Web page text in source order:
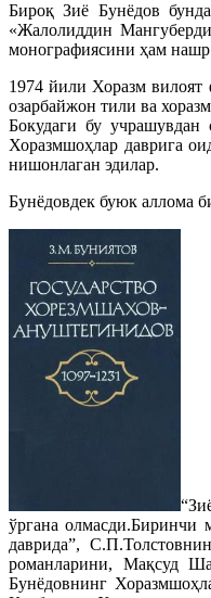
Бироқ Зиё Бунёдов
«Жалолиддин
монографиясини ҳам нашр
1974 йили Хоразм вилоят
озарбайжон тили ва
Бокудаги бу
Хоразмшоҳлар даврига
нишонлаган эдилар.
Бунёдовдек буюк аллома
ўргана олмасди.Биринчи
даврида”,
романларини, Мақсуд
Бунёдовнинг